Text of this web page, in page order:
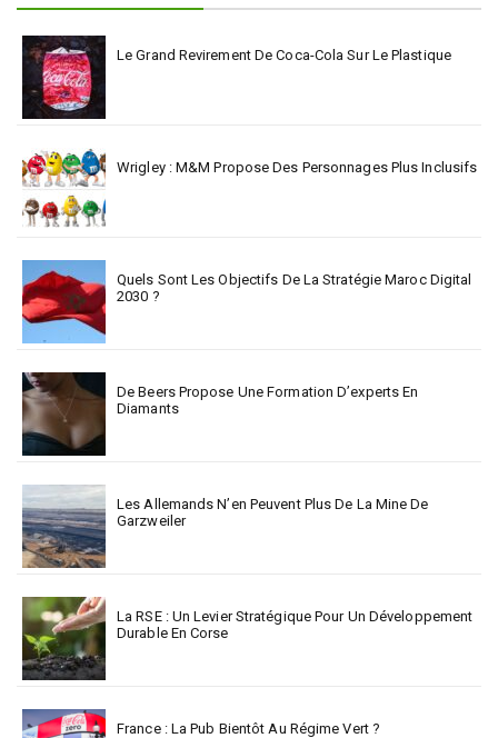
Le Grand Revirement De Coca-Cola Sur Le Plastique
Wrigley : M&M Propose Des Personnages Plus Inclusifs
Quels Sont Les Objectifs De La Stratégie Maroc Digital
2030 ?
De Beers Propose Une Formation D’experts En
Diamants
Les Allemands N’en Peuvent Plus De La Mine De
Garzweiler
La RSE : Un Levier Stratégique Pour Un Développement
Durable En Corse
France : La Pub Bientôt Au Régime Vert ?